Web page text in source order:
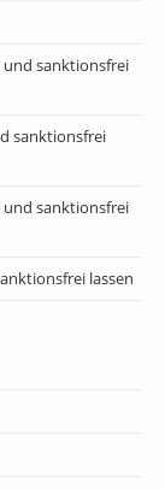
und sanktionsfrei
sanktionsfrei
und sanktionsfrei
lassen